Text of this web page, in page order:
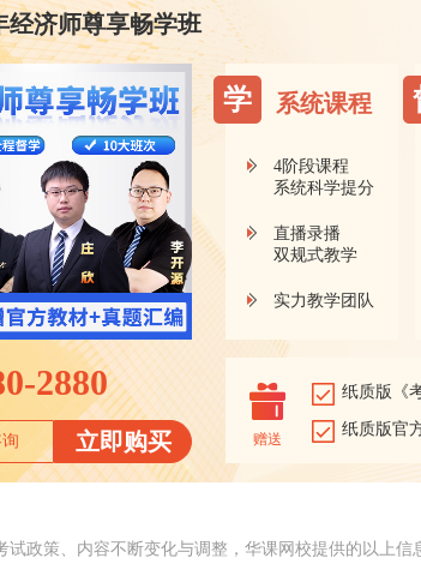
经济师尊享畅学班
2880
立即购买
学 系统课程
4阶段课程
系统科学提分
直播录播
双规式教学
实力教学团队
赠送
纸质版《
纸质版官
试政策、内容不断变化与调整，华课网校提供的以上